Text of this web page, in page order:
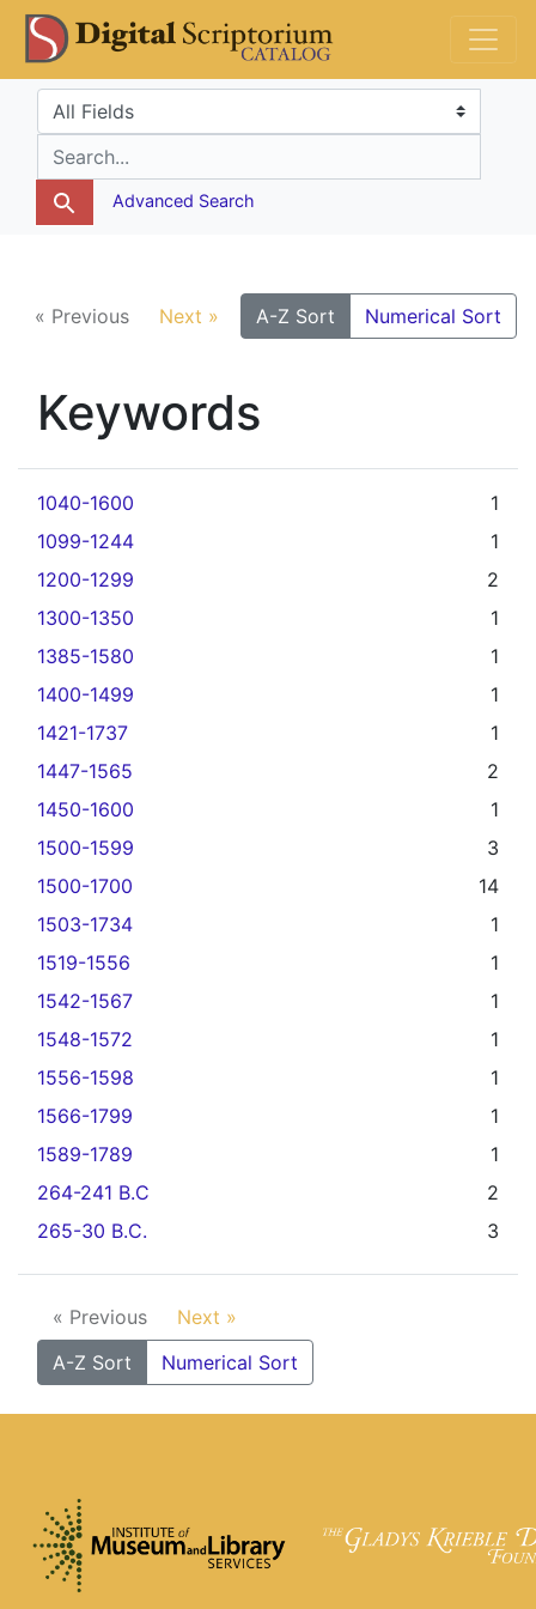
Skip
to
search
Skip to
main
content
DS Catalog
Search in
search for
Advanced Search
« Previous Next » A-Z Sort Numerical Sort
Keywords
1040-1600
1
1099-1244
1
1200-1299
2
1300-1350
1
1385-1580
1
1400-1499
1
1421-1737
1
1447-1565
2
1450-1600
1
1500-1599
3
1500-1700
14
1503-1734
1
1519-1556
1
1542-1567
1
1548-1572
1
1556-1598
1
1566-1799
1
1589-1789
1
264-241 B.C
2
265-30 B.C.
3
« Previous
Next »
A-Z Sort
Numerical Sort